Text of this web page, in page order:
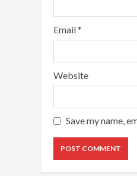
Email*
Website
Save my name,